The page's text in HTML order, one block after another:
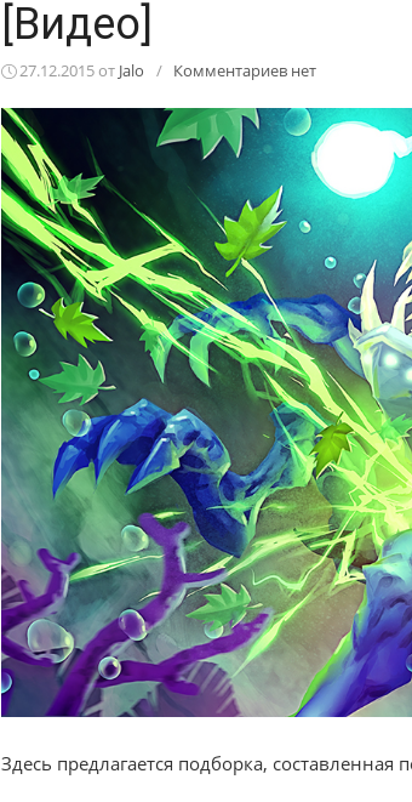
[Видео]
27.12.2015от Jalo / Комментариев нет
Здесь предлагается подборка, составленная